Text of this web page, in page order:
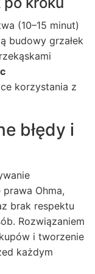
(10–15 minut)
budowy grzałek
korzystania z
błędy i
Ohma,
brak respektu
Rozwiązaniem
i tworzenie
każdym